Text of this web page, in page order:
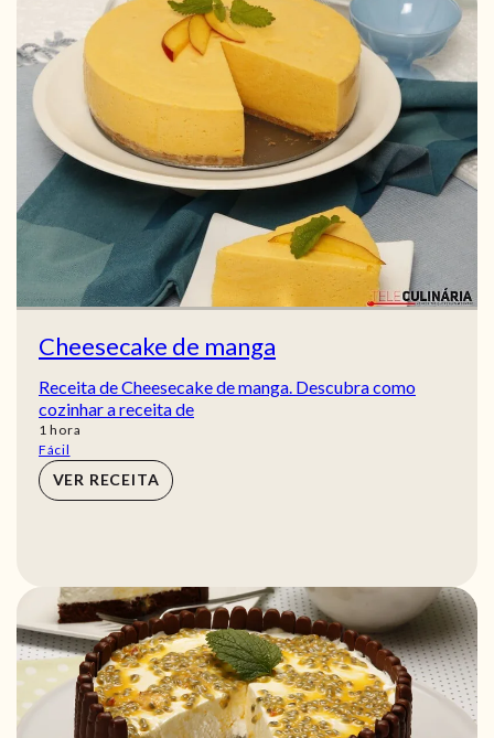
Cheesecake de manga
Receita de Cheesecake de manga. Descubra como
cozinhar a receita de
1 hora
hora
Fácil
VER RECEITA